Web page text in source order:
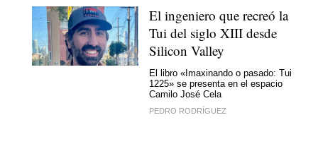
El ingeniero que recreó la
Tui del siglo XIII desde
Silicon Valley
El libro «Imaxinando o pasado: Tui
1225» se presenta en el espacio
Camilo José Cela
PEDRO RODRÍGUEZ